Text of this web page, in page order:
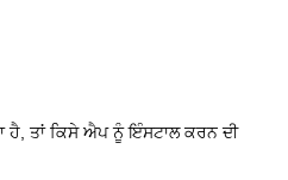
ਹੈ, ਤਾਂ ਕਿਸੇ ਐਪ ਨੂੰ ਇੰਸਟਾਲ ਕਰਨ ਦੀ